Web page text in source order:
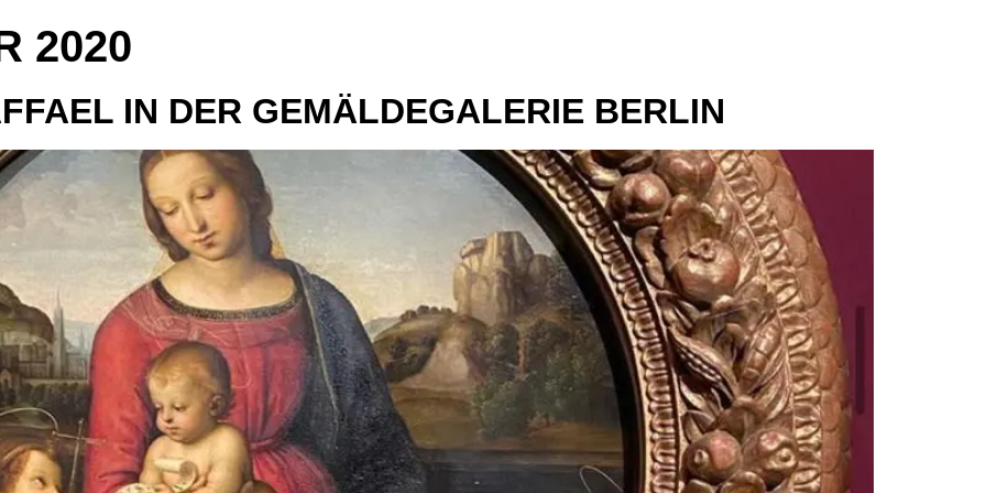
2020
IN DER GEMÄLDEGALERIE BERLIN